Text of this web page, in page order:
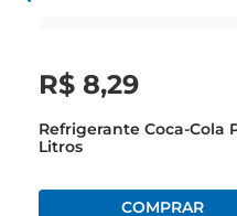
R$ 8,29
Refrigerante Coca-Cola
Litros